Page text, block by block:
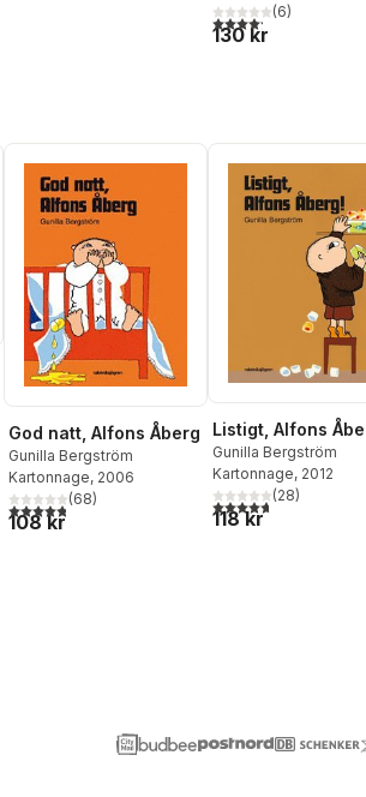
4,2utav 5 stjärnor.
(6)
130 kr
röster:
God natt, Alfons Åberg
Gunilla Bergström
Kartonnage, 2006
4,8utav 5 stjärnor. Totalt antal röster:
(68)
108 kr
Listigt, Alfons
Gunilla Bergström
Kartonnage, 2012
4,7utav 5 stjärnor.
(28)
118 kr